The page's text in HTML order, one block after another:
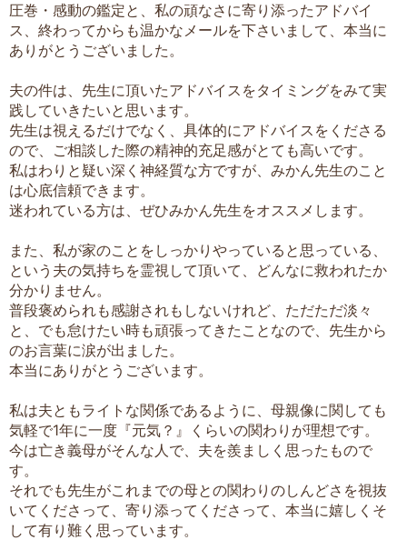
圧巻・感動の鑑定と、私の頑なさに寄り添ったアドバイ
ス、終わってからも温かなメールを下さいまして、本当に
ありがとうございました。
夫の件は、先生に頂いたアドバイスをタイミングをみて実
践していきたいと思います。
先生は視えるだけでなく、具体的にアドバイスをくださる
ので、ご相談した際の精神的充足感がとても高いです。
私はわりと疑い深く神経質な方ですが、みかん先生のこと
は心底信頼できます。
迷われている方は、ぜひみかん先生をオススメします。
また、私が家のことをしっかりやっていると思っている、
という夫の気持ちを霊視して頂いて、どんなに救われたか
分かりません。
普段褒められも感謝されもしないけれど、ただただ淡々
と、でも怠けたい時も頑張ってきたことなので、先生から
のお言葉に涙が出ました。
本当にありがとうございます。
私は夫ともライトな関係であるように、母親像に関しても
気軽で1年に一度『元気？』くらいの関わりが理想です。
今は亡き義母がそんな人で、夫を羨ましく思ったもので
す。
それでも先生がこれまでの母との関わりのしんどさを視抜
いてくださって、寄り添ってくださって、本当に嬉しくそ
して有り難く思っています。